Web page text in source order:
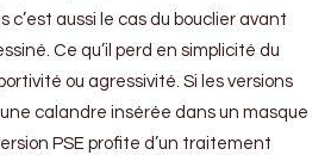
c’est aussi le cas du bouclier avant
Ce qu’il perd en simplicité du
ou agressivité. Si les versions
calandre insérée dans un masque
PSE profite d’un traitement